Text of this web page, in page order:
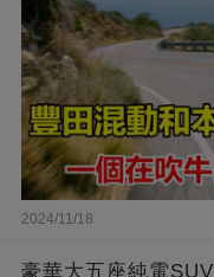
2024/11/18
豪華大五座純電